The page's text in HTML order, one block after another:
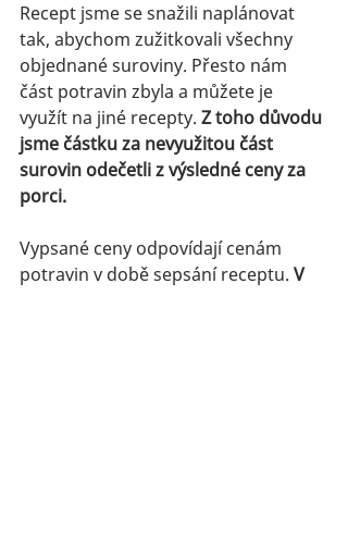
Recept jsme se snažili naplánovat
tak, abychom zužitkovali všechny
objednané suroviny. Přesto nám
část potravin zbyla a můžete je
využít na jiné recepty. Z toho důvodu
jsme částku za nevyužitou část
surovin odečetli z výsledné ceny za
porci.
Vypsané ceny odpovídají cenám
potravin v době sepsání receptu. V